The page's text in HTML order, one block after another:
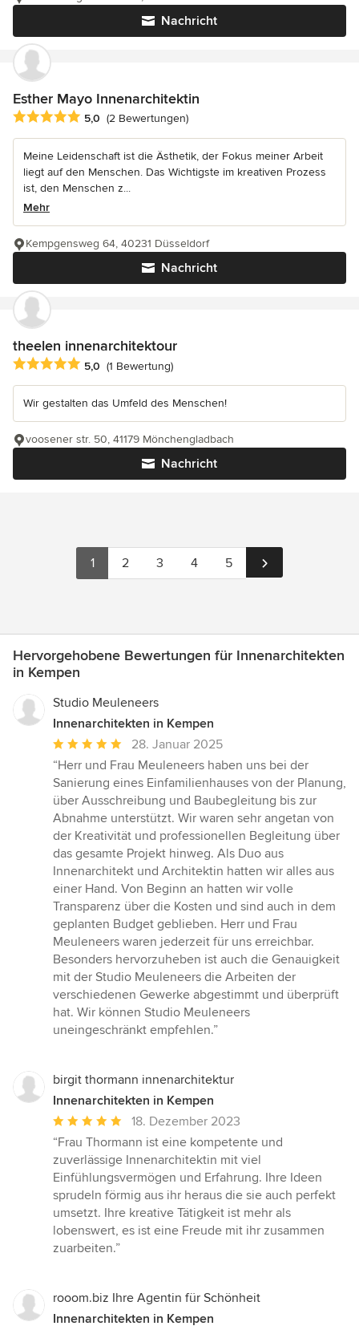
Nachricht
Esther Mayo Innenarchitektin
Durchschnittliche Bewertung: 5 von 5 Sternen
5,0 (2 Bewertungen)
Meine Leidenschaft ist die Ästhetik, der Fokus meiner Arbeit
liegt auf den Menschen. Das Wichtigste im kreativen Prozess
ist, den Menschen z...
Mehr
Nachricht
Kempgensweg 64, 40231 Düsseldorf
theelen innenarchitektour
Durchschnittliche Bewertung: 5 von 5 Sternen
5,0 (1 Bewertung)
Wir gestalten das Umfeld des Menschen!
Nachricht
voosener str. 50, 41179 Mönchengladbach
1 2 3 4 5
Hervorgehobene Bewertungen für Innenarchitekten
in Kempen
Studio Meuleneers
Innenarchitekten in Kempen
Durchschnittliche
Bewertung:
5
von
5
Sternen
28. Januar 2025
“Herr und Frau Meuleneers haben uns bei der
Sanierung eines Einfamilienhauses von der Planung,
über Ausschreibung und Baubegleitung bis zur
Abnahme unterstützt. Wir waren sehr angetan von
der Kreativität und professionellen Begleitung über
das gesamte Projekt hinweg. Als Duo aus
Innenarchitekt und Architektin hatten wir alles aus
einer Hand. Von Beginn an hatten wir volle
Transparenz über die Kosten und sind auch in dem
geplanten Budget geblieben. Herr und Frau
Meuleneers waren jederzeit für uns erreichbar.
Besonders hervorzuheben ist auch die Genauigkeit
mit der Studio Meuleneers die Arbeiten der
verschiedenen Gewerke abgestimmt und überprüft
hat. Wir können Studio Meuleneers
uneingeschränkt empfehlen.”
birgit thormann innenarchitektur
Innenarchitekten in Kempen
Durchschnittliche
Bewertung:
5
von
5
Sternen
18. Dezember 2023
“Frau Thormann ist eine kompetente und
zuverlässige Innenarchitektin mit viel
Einfühlungsvermögen und Erfahrung. Ihre Ideen
sprudeln förmig aus ihr heraus die sie auch perfekt
umsetzt. Ihre kreative Tätigkeit ist mehr als
lobenswert, es ist eine Freude mit ihr zusammen
zuarbeiten.”
rooom.biz Ihre Agentin für Schönheit
Innenarchitekten in Kempen